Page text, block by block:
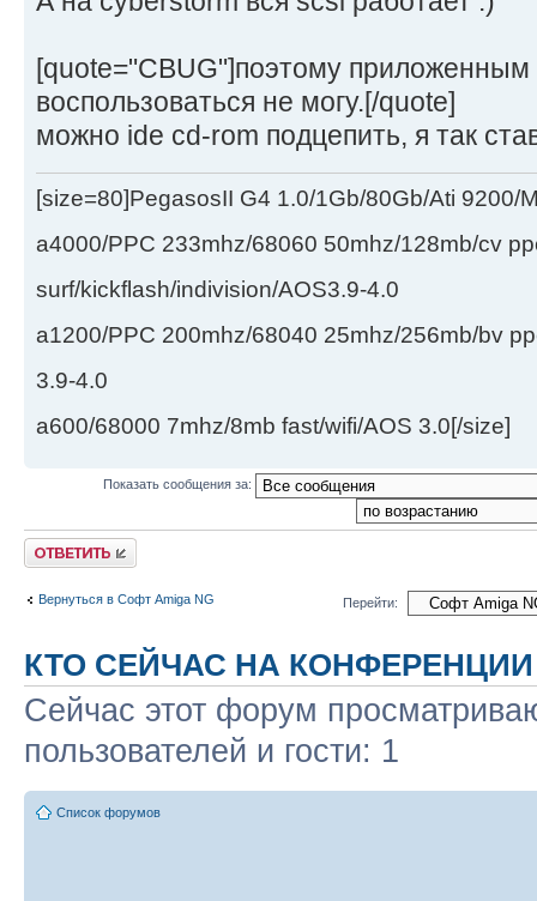
[quote="CBUG"]поэтому
воспользоваться не могу.[/quote]
можно ide cd-rom подцепить, я так
[size=80]PegasosII G4 1.0/1Gb/80Gb/Ati 9200/
a4000/PPC 233mhz/68060 50mhz/128mb/cv
surf/kickflash/indivision/AOS3.9-4.0
a1200/PPC 200mhz/68040 25mhz/256mb/bv
3.9-4.0
a600/68000 7mhz/8mb fast/wifi/AOS 3.0[/size]
Показать сообщения за:
Ответить
Вернуться в Софт Amiga NG Перейти:
КТО СЕЙЧАС НА КОНФЕРЕНЦИИ
Сейчас этот форум
пользователей и гости: 1
Список форумов